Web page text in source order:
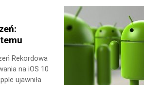
Rekordowa
na iOS 10
ujawniła